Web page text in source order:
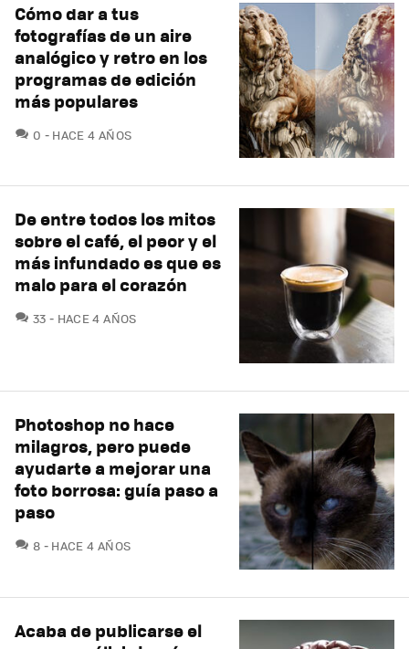
Cómo dar a tus
fotografías de un aire
analógico y retro en los
programas de edición
más populares
0 COMENTARIOS
HACE 4 AÑOS
De entre todos los mitos
sobre el café, el peor y el
más infundado es que es
malo para el corazón
33 COMENTARIOS
HACE 4 AÑOS
Photoshop no hace
milagros, pero puede
ayudarte a mejorar una
foto borrosa: guía paso a
paso
8 COMENTARIOS
HACE 4 AÑOS
Acaba de publicarse el